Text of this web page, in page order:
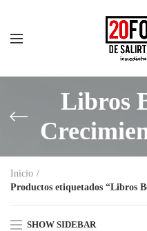
Libros
Inicio
Productos etiquetados “Libros
SHOW SIDEBAR